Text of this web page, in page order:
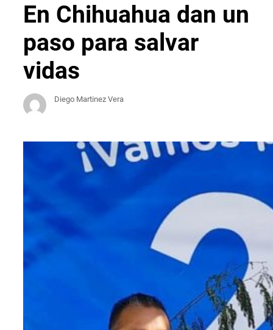
En Chihuahua dan un
paso para salvar
vidas
Diego Martinez Vera